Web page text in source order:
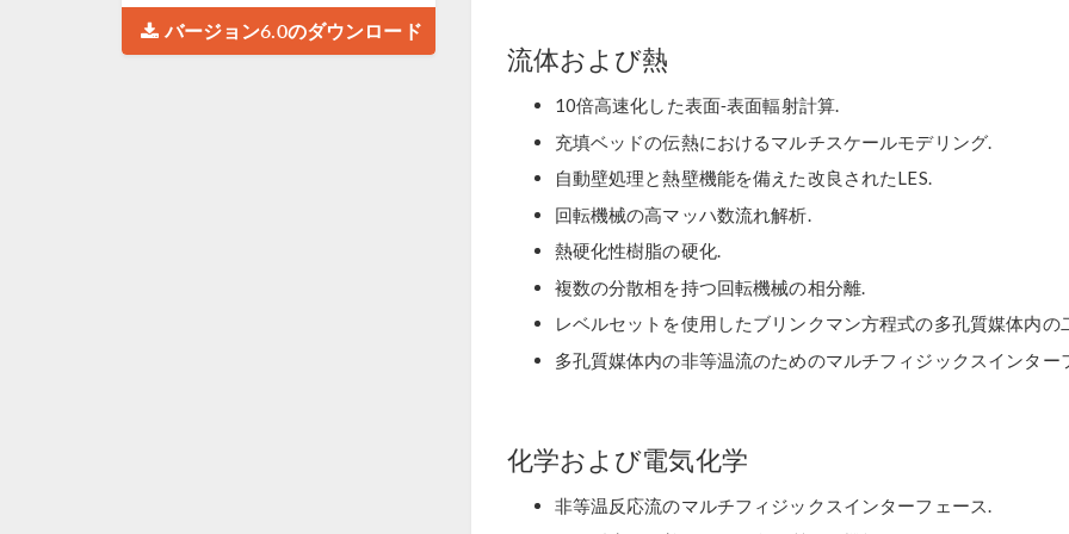
バージョン6.0のダウンロード
流体および熱
10倍高速化した表面‐表面輻射計算.
充填ベッドの伝熱におけるマルチスケールモデリング.
自動壁処理と熱壁機能を備えた改良されたLES.
回転機械の高マッハ数流れ解析.
熱硬化性樹脂の硬化.
複数の分散相を持つ回転機械の相分離.
レベルセットを使用したブリンクマン方程式の多孔質媒体内の
多孔質媒体内の非等温流のためのマルチフィジックスインター
化学および電気化学
非等温反応流のマルチフィジックスインターフェース.